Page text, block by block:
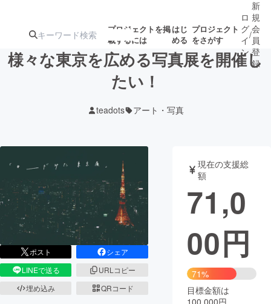
プロジェクトを掲
載するには
はじ
める
プロジェクト
をさがす
ジェクト
募集終了が近いプ
ロジェクト
アート・写真 音楽
テクノロジー・ガジェット ゲーム・
映像・映画 書籍・雑誌
ビジネス・起業 チャレンジ
まちづくり・地域活性化
ロ
グ
イ
ン
/
新
規
会
員
登
録
様々な東京を広める写真展を開催し
たい！
teadots アート・写真
ポスト
シェア
LINEで送る
URLコピー
埋め込み
QRコード
現在の支援総
額
71,0
00円
71%
目標金額は
100,000円